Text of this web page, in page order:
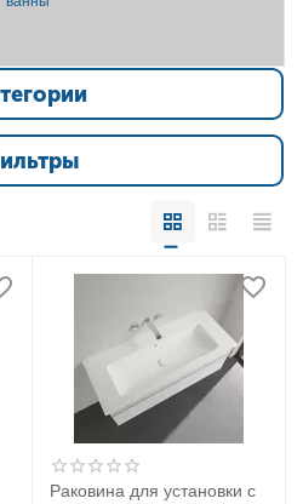
Раковина для установки с